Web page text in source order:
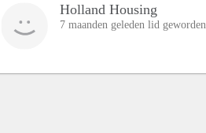
Holland Housing
7 maanden geleden lid geworden